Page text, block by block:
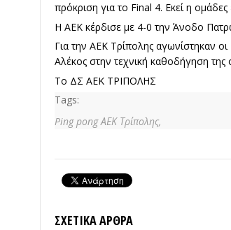
πρόκριση για το Final 4. Εκεί η
Η ΑΕΚ κέρδισε με 4-0 την Άνοδο
Για την ΑΕΚ Τρίπολης αγωνίστηκαν
Αλέκος στην τεχνική καθοδήγηση της
Το ΔΣ ΑΕΚ ΤΡΙΠΟΛΗΣ
Tags:
Ping pong ΑΕΚ Τρίπολης,
ΣΧΕΤΙΚΆ ΆΡΘΡΑ